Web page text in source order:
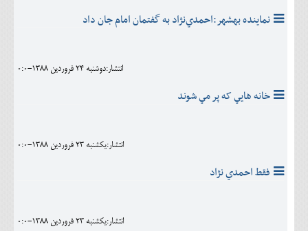
نماينده بهشهر:احمدي‌نژاد به گفتمان امام جان داد
انتشار:دوشنبه 24 فروردين 1388-0:0
خانه هايي که پر مي شوند
انتشار:يکشنبه 23 فروردين 1388-0:0
فقط احمدي نژاد
انتشار:يکشنبه 23 فروردين 1388-0:0